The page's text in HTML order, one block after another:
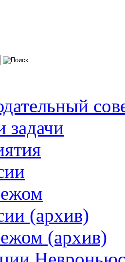
задачи
(архив)
(архив)